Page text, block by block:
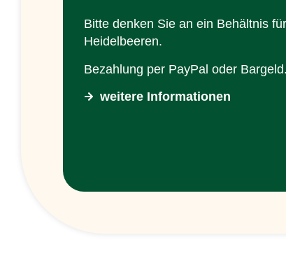
Bitte denken Sie an ein Behältnis
Heidelbeeren.
Bezahlung per PayPal oder Bargeld.
weitere Informationen